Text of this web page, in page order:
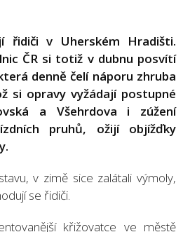
řidiči v Uherském Hradišti.
ČR si totiž v dubnu posvítí
denně čelí náporu zhruba
si opravy vyžádají postupné
a Všehrdova i zúžení
pruhů, ožijí objížďky
v zimě sice zalátali výmoly,
se řidiči.
křižovatce ve městě